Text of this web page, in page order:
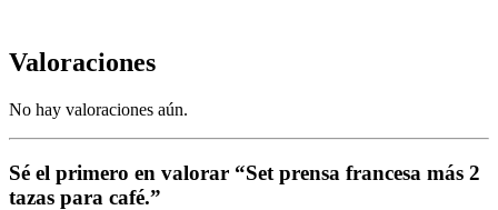
Valoraciones
No hay valoraciones aún.
Sé el primero en valorar “Set prensa francesa más 2
tazas para café.”